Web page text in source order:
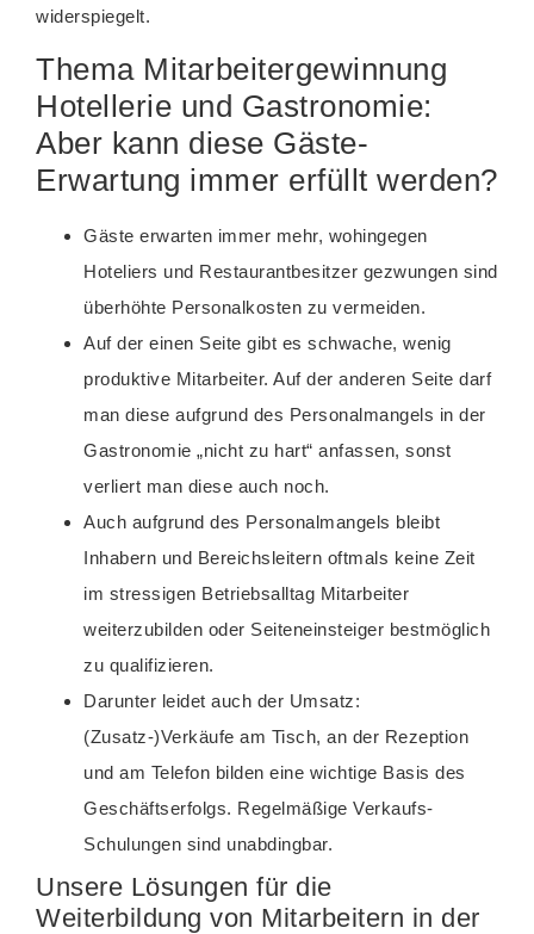
widerspiegelt.
Thema Mitarbeitergewinnung
Hotellerie und Gastronomie:
Aber kann diese Gäste-
Erwartung immer erfüllt werden?
Gäste erwarten immer mehr, wohingegen
Hoteliers und Restaurantbesitzer gezwungen sind
überhöhte Personalkosten zu vermeiden.
Auf der einen Seite gibt es schwache, wenig
produktive Mitarbeiter. Auf der anderen Seite darf
man diese aufgrund des Personalmangels in der
Gastronomie „nicht zu hart“ anfassen, sonst
verliert man diese auch noch.
Auch aufgrund des Personalmangels bleibt
Inhabern und Bereichsleitern oftmals keine Zeit
im stressigen Betriebsalltag Mitarbeiter
weiterzubilden oder Seiteneinsteiger bestmöglich
zu qualifizieren.
Darunter leidet auch der Umsatz:
(Zusatz-)Verkäufe am Tisch, an der Rezeption
und am Telefon bilden eine wichtige Basis des
Geschäftserfolgs. Regelmäßige Verkaufs-
Schulungen sind unabdingbar.
Unsere Lösungen für die
Weiterbildung von Mitarbeitern in der